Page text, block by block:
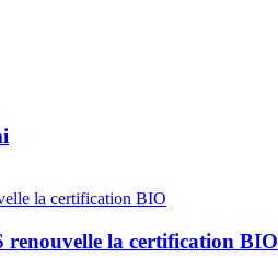
renouvelle la certification BIO